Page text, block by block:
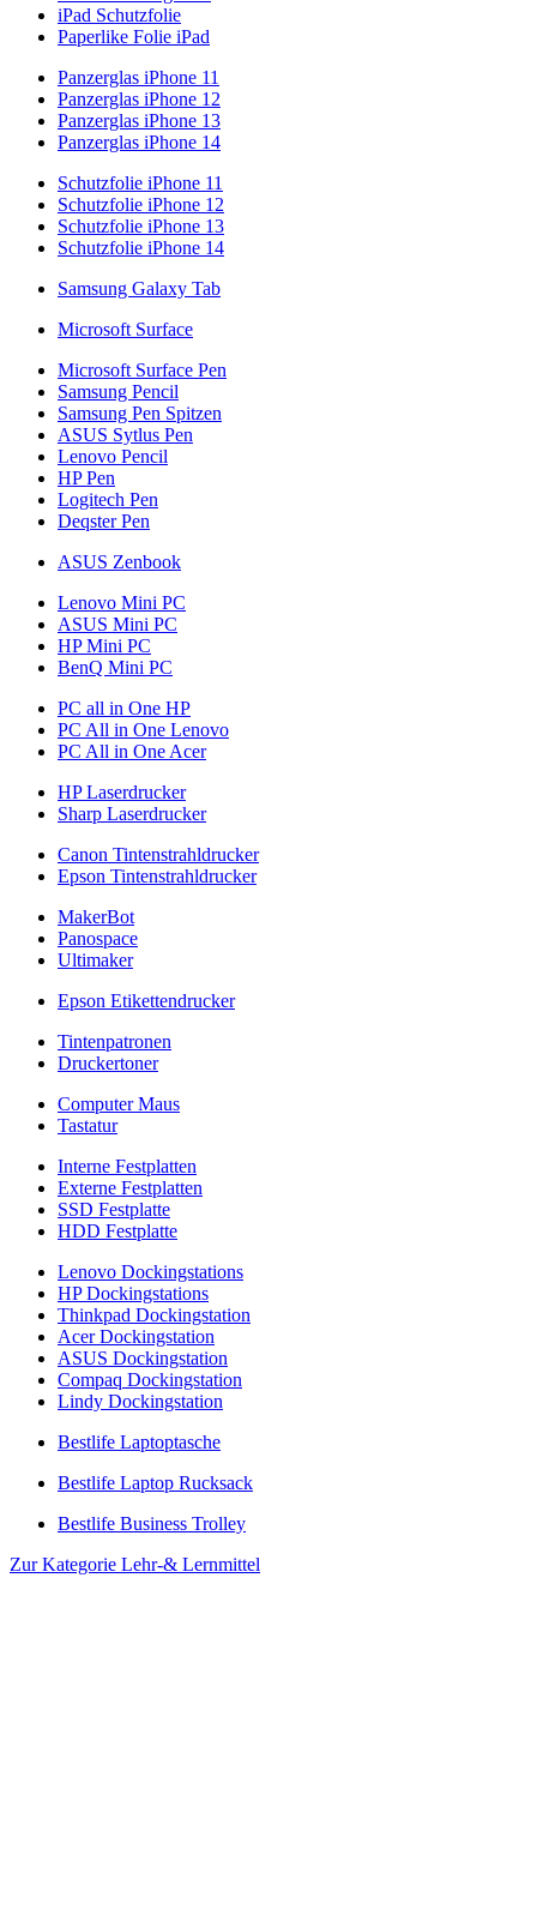
iPad Schutzfolie
Paperlike Folie iPad
Panzerglas iPhone 11
Panzerglas iPhone 12
Panzerglas iPhone 13
Panzerglas iPhone 14
Schutzfolie iPhone 11
Schutzfolie iPhone 12
Schutzfolie iPhone 13
Schutzfolie iPhone 14
Samsung Galaxy Tab
Microsoft Surface
Microsoft Surface Pen
Samsung Pencil
Samsung Pen Spitzen
ASUS Sytlus Pen
Lenovo Pencil
HP Pen
Logitech Pen
Deqster Pen
ASUS Zenbook
Lenovo Mini PC
ASUS Mini PC
HP Mini PC
BenQ Mini PC
PC all in One HP
PC All in One Lenovo
PC All in One Acer
HP Laserdrucker
Sharp Laserdrucker
Canon Tintenstrahldrucker
Epson Tintenstrahldrucker
MakerBot
Panospace
Ultimaker
Epson Etikettendrucker
Tintenpatronen
Druckertoner
Computer Maus
Tastatur
Interne Festplatten
Externe Festplatten
SSD Festplatte
HDD Festplatte
Lenovo Dockingstations
HP Dockingstations
Thinkpad Dockingstation
Acer Dockingstation
ASUS Dockingstation
Compaq Dockingstation
Lindy Dockingstation
Bestlife Laptoptasche
Bestlife Laptop Rucksack
Bestlife Business Trolley
Zur Kategorie Lehr-& Lernmittel